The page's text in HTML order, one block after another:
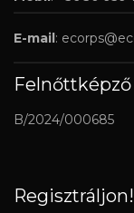
E-mail:
B/2024/000685
Regisztráljon!